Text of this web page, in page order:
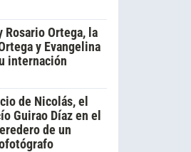
Rosario Ortega, la
y Evangelina
internación
de Nicolás, el
Guirao Díaz en el
de un